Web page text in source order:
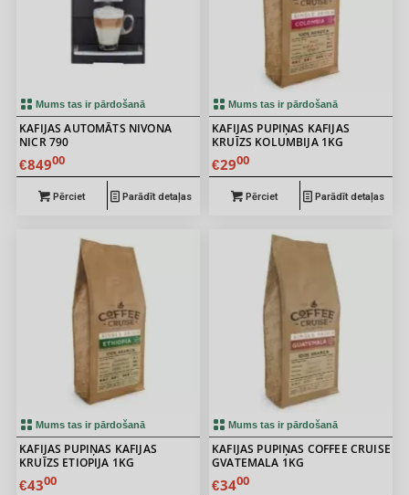
Mums tas ir pārdošanā
KAFIJAS AUTOMĀTS NIVONA
NICR 790
€84900
Pērciet Parādīt detaļas
Mums tas ir pārdošanā
KAFIJAS PUPIŅAS KAFIJAS
KRUĪZS KOLUMBIJA 1KG
€2900
Pērciet Parādīt detaļas
Mums tas ir pārdošanā
KAFIJAS PUPIŅAS KAFIJAS
KRUĪZS ETIOPIJA 1KG
€4300
Mums tas ir pārdošanā
KAFIJAS PUPIŅAS COFFEE CRUISE
GVATEMALA 1KG
€3400